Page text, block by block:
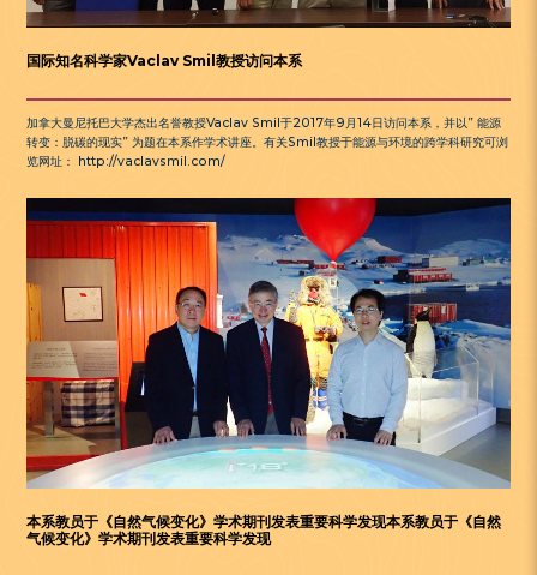
国际知名科学家Vaclav Smil教授访问本系
加拿大曼尼托巴大学杰出名誉教授Vaclav Smil于2017年9月14日访问本系，并以” 能源
转变：脱碳的现实” 为题在本系作学术讲座。有关Smil教授于能源与环境的跨学科研究可浏
览网址： http://vaclavsmil.com/
本系教员于《自然气候变化》学术期刊发表重要科学发现本系教员于《自然
气候变化》学术期刊发表重要科学发现